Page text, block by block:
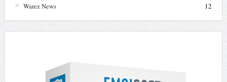
Warez News
12